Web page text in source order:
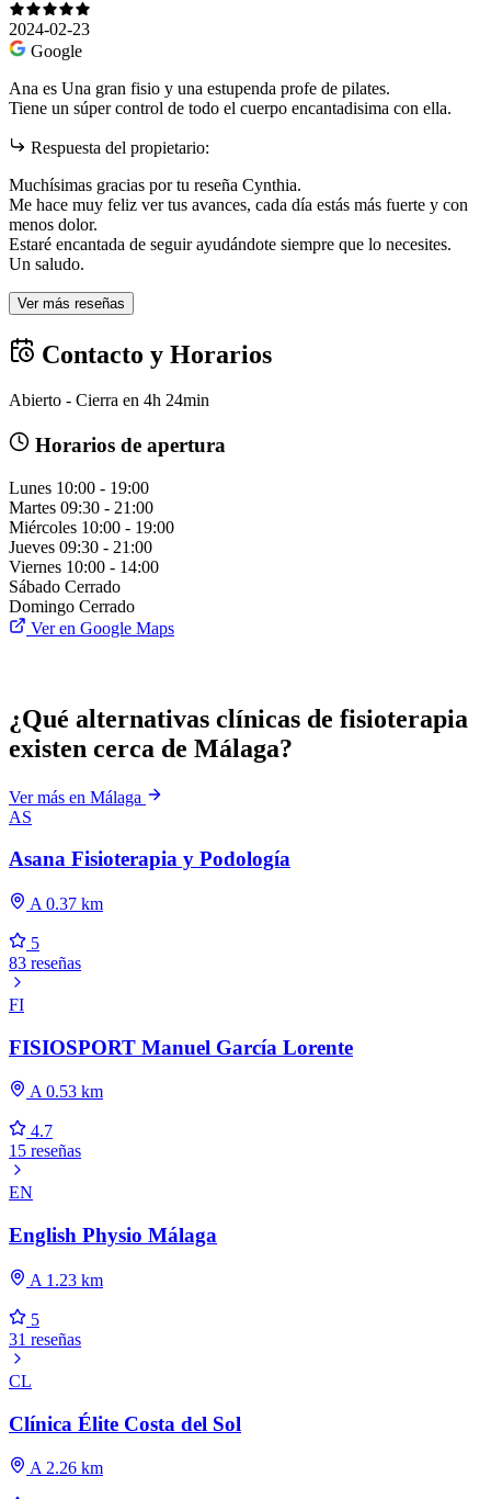
2024-02-23
Google
Ana es Una gran fisio y una estupenda profe de pilates.
Tiene un súper control de todo el cuerpo encantadisima con ella.
Respuesta del propietario:
Muchísimas gracias por tu reseña Cynthia.
Me hace muy feliz ver tus avances, cada día estás más fuerte y con
menos dolor.
Estaré encantada de seguir ayudándote siempre que lo necesites.
Un saludo.
Ver más reseñas
Contacto y Horarios
Abierto - Cierra en 4h 24min
Horarios de apertura
Lunes 10:00 - 19:00
Martes 09:30 - 21:00
Miércoles 10:00 - 19:00
Jueves 09:30 - 21:00
Viernes 10:00 - 14:00
Sábado Cerrado
Domingo Cerrado
Ver en Google Maps
¿Qué alternativas clínicas de fisioterapia
existen cerca de Málaga?
Ver más en Málaga
AS
Asana Fisioterapia y Podología
A 0.37 km
5
83 reseñas
FI
FISIOSPORT Manuel García Lorente
A 0.53 km
4.7
15 reseñas
EN
English Physio Málaga
A 1.23 km
5
31 reseñas
CL
Clínica Élite Costa del Sol
A 2.26 km